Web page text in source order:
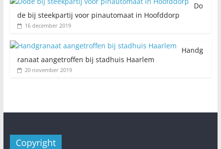
Do
de bij steekpartij voor pinautomaat in Hoofddorp
16 december 2019
Handg
ranaat aangetroffen bij stadhuis Haarlem
20 november 2019
Copyright